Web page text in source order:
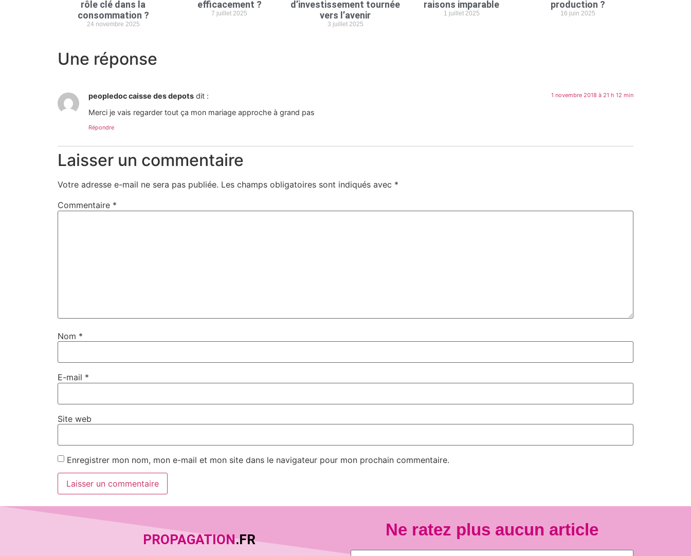
rôle clé dans la
consommation ?
24 novembre 2025
efficacement ?
7 juillet 2025
d’investissement tournée
vers l’avenir
3 juillet 2025
raisons imparable
1 juillet 2025
production ?
16 juin 2025
Une réponse
peopledoc caisse des depots dit : 1 novembre 2018 à 21 h 12 min
Merci je vais regarder tout ça mon mariage approche à grand pas
Répondre
Laisser un commentaire
Votre adresse e-mail ne sera pas publiée. Les champs obligatoires sont indiqués avec *
Commentaire *
Nom *
E-mail *
Site web
Enregistrer mon nom, mon e-mail et mon site dans le navigateur pour mon prochain commentaire.
PROPAGATION.FR
Ne ratez plus aucun article